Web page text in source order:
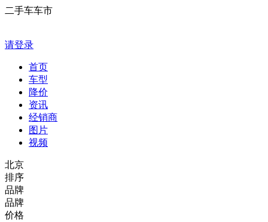
二手车车市
请登录
首页
车型
降价
资讯
经销商
图片
视频
北京
排序
品牌
品牌
价格